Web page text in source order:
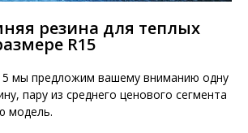
резина для теплых
R15
мы предложим вашему вниманию одну
пару из среднего ценового сегмента
модель.